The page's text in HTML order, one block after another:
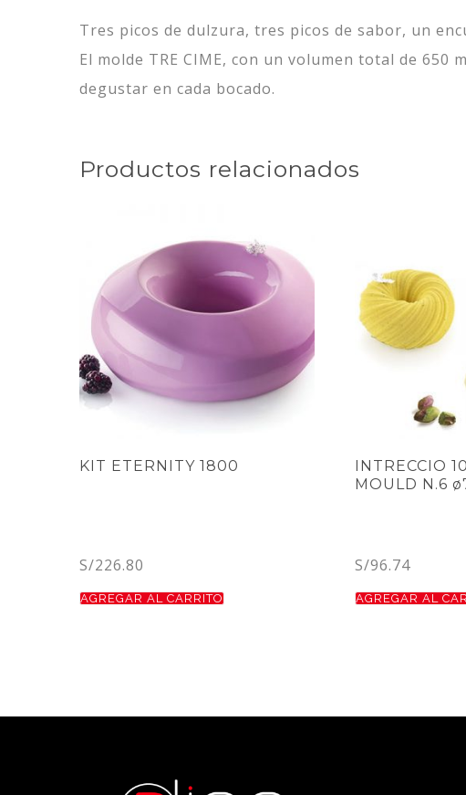
Tres picos de dulzura, tres picos de sabor, un
El molde TRE CIME, con un volumen total de
degustar en cada bocado.
Productos relacionados
KIT ETERNITY 1800
S/226.80
AGREGAR AL CARRITO
INTRECCIO
MOULD N.6
S/96.74
AGREGAR AL